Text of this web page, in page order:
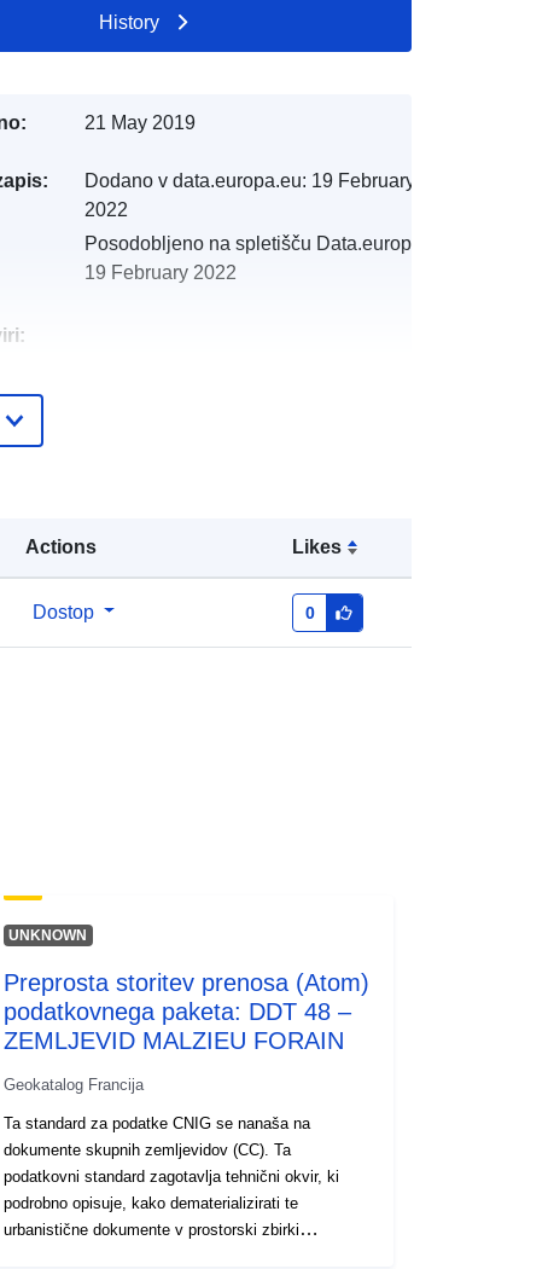
Actions Likes
Dostop 0
History
21 May 2019
Dodano v data.europa.eu: 19 February
2022
Posodobljeno na spletišču Data.europa.eu:
19 February 2022
120066022-srv-84e38ed4-e25f-
4c49-825c-c4515009cdab
UNKNOWN
Preprosta storitev prenosa (Atom)
podatkovnega paketa: DDT 48 –
ZEMLJEVID MALZIEU FORAIN
Geokatalog Francija
Ta standard za podatke CNIG se nanaša na
dokumente skupnih zemljevidov (CC). Ta
podatkovni standard zagotavlja tehnični okvir, ki
podrobno opisuje, kako dematerializirati te
urbanistične dokumente v prostorski zbirki